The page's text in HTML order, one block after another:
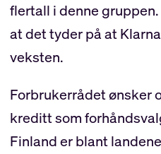
flertall i denne
at det tyder på at
veksten.
Forbrukerrådet ønsker
kreditt som
Finland er blant